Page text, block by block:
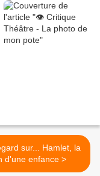
sur... Hamlet, la
fin d'une enfance >